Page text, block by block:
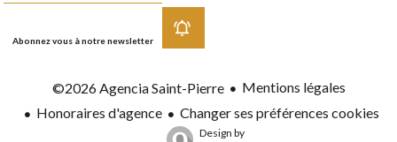
Abonnez vous à notre newsletter
©2026 Agencia Saint-Pierre
Mentions légales
Honoraires d'agence
Changer ses préférences cookies
Design by